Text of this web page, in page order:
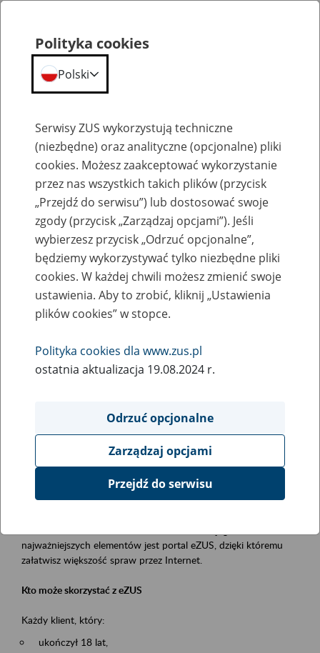
Szkolenia
Zaproś ZUS do siebie - zakładanie profili
eZUS w siedzibie Twojej firmy
Rodzaj wydarzenia
Szkolenia
Obszar merytoryczny
obsługa klientów
Opis wydarzenia
Platforma Usług Elektronicznych ZUS eZUS
najważniejszych elementów jest portal eZUS, dzięki któremu
załatwisz większość spraw przez Internet.
Kto może skorzystać z eZUS
Każdy klient, który:
ukończył 18 lat,
Polityka cookies
Polski
Serwisy ZUS wykorzystują techniczne
(niezbędne) oraz analityczne (opcjonalne) pliki
cookies. Możesz zaakceptować wykorzystanie
przez nas wszystkich takich plików (przycisk
„Przejdź do serwisu”) lub dostosować swoje
zgody (przycisk „Zarządzaj opcjami”). Jeśli
wybierzesz przycisk „Odrzuć opcjonalne”,
będziemy wykorzystywać tylko niezbędne pliki
cookies. W każdej chwili możesz zmienić swoje
ustawienia. Aby to zrobić, kliknij „Ustawienia
plików cookies” w stopce.
Polityka cookies dla www.zus.pl
ostatnia aktualizacja 19.08.2024 r.
Odrzuć opcjonalne
Zarządzaj opcjami
Przejdź do serwisu